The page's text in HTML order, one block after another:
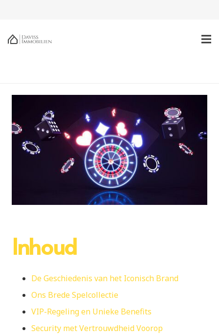
Inhoud
De Geschiedenis van het Iconisch Brand
Ons Brede Spelcollectie
VIP-Regeling en Unieke Benefits
Security met Vertrouwdheid Voorop